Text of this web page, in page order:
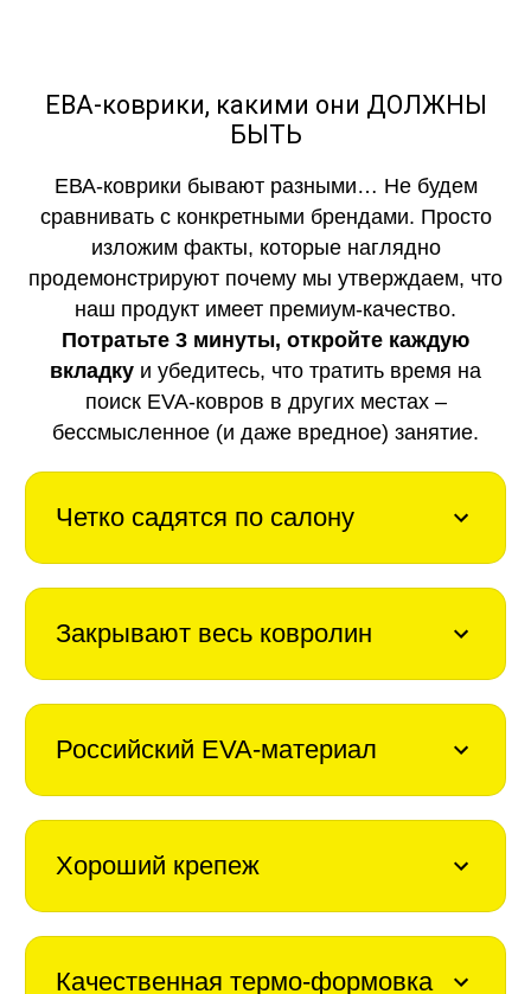
ЕВА-коврики, какими они ДОЛЖНЫ
БЫТЬ
ЕВА-коврики бывают разными… Не будем
сравнивать с конкретными брендами. Просто
изложим факты, которые наглядно
продемонстрируют почему мы утверждаем, что
наш продукт имеет премиум-качество.
Потратьте 3 минуты, откройте каждую
вкладку и убедитесь, что тратить время на
поиск EVA-ковров в других местах –
бессмысленное (и даже вредное) занятие.
Четко садятся по салону
Закрывают весь ковролин
Российский EVA-материал
Хороший крепеж
Качественная термо-формовка